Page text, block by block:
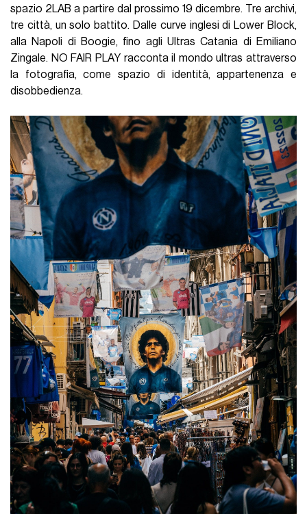
spazio 2LAB a partire dal prossimo 19 dicembre. Tre archivi,
tre città, un solo battito. Dalle curve inglesi di Lower Block,
alla Napoli di Boogie, fino agli Ultras Catania di Emiliano
Zingale. NO FAIR PLAY racconta il mondo ultras attraverso
la fotografia, come spazio di identità, appartenenza e
disobbedienza.